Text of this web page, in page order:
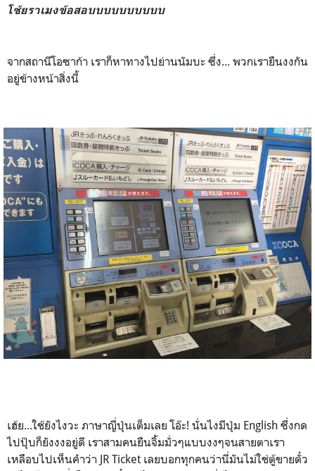
โซ้ยราเมงข้อสอบบบบบบบบบบ
จากสถานีโอซาก้า เราก็หาทางไปย่านนัมบะ ซึ่ง... พวกเรายืนงงกัน
อยู่ข้างหน้าสิ่งนี้
เฮ้ย...ใช้ยังไงวะ ภาษาญี่ปุ่นเต็มเลย โอ๊ะ! นั่นไงมีปุ่ม English ซึ่งกด
ไปปุ๊บก็ยังงงอยู่ดี เราสามคนยืนจิ้มมั่วๆแบบงงๆจนสายตาเรา
เหลือบไปเห็นคำว่า JR Ticket เลยบอกทุกคนว่านี่มันไม่ใช่ตู้ขายตั๋ว